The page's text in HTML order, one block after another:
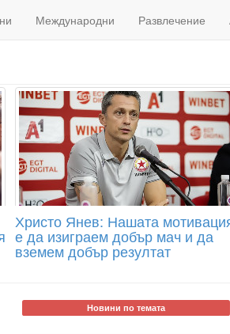
Международни Развлечение
Христо Янев: Нашата
е да изиграем добър мач и да
вземем добър резултат
Новини по темата